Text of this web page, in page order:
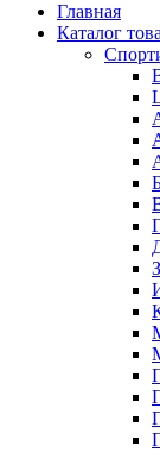
Главная
Каталог